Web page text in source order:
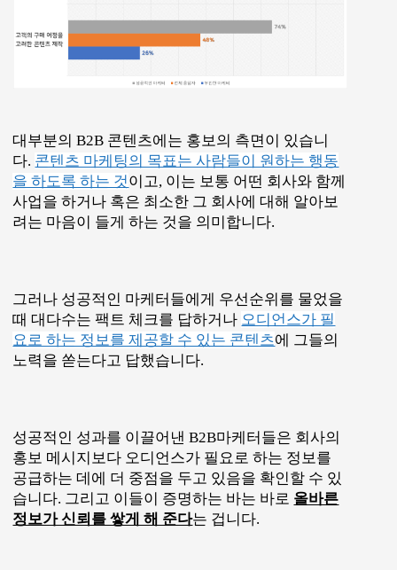
대부분의 B2B 콘텐츠에는 홍보의 측면이 있습니
다. 콘텐츠 마케팅의 목표는 사람들이 원하는 행동
을 하도록 하는 것이고, 이는 보통 어떤 회사와 함께
사업을 하거나 혹은 최소한 그 회사에 대해 알아보
려는 마음이 들게 하는 것을 의미합니다.
그러나 성공적인 마케터들에게 우선순위를 물었을
때 대다수는 팩트 체크를 답하거나 오디언스가 필
요로 하는 정보를 제공할 수 있는 콘텐츠에 그들의
노력을 쏟는다고 답했습니다.
성공적인 성과를 이끌어낸 B2B마케터들은 회사의
홍보 메시지보다 오디언스가 필요로 하는 정보를
공급하는 데에 더 중점을 두고 있음을 확인할 수 있
습니다. 그리고 이들이 증명하는 바는 바로 올바른
정보가 신뢰를 쌓게 해 준다는 겁니다.